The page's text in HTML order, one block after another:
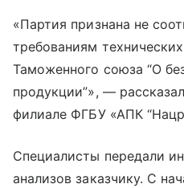
«Партия признана не
требованиям
Таможенного союза “О
продукции”», —
филиале ФГБУ «АПК
Специалисты передали
анализов заказчику. С